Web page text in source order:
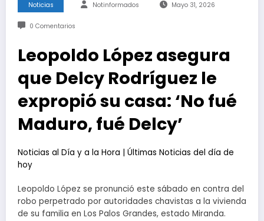
Noticias Notinformados Mayo 31, 2026
0 Comentarios
Leopoldo López asegura
que Delcy Rodríguez le
expropió su casa: ‘No fué
Maduro, fué Delcy’
Noticias al Día y a la Hora | Últimas Noticias del día de
hoy
Leopoldo López se pronunció este sábado en contra del
robo perpetrado por autoridades chavistas a la vivienda
de su familia en Los Palos Grandes, estado Miranda.